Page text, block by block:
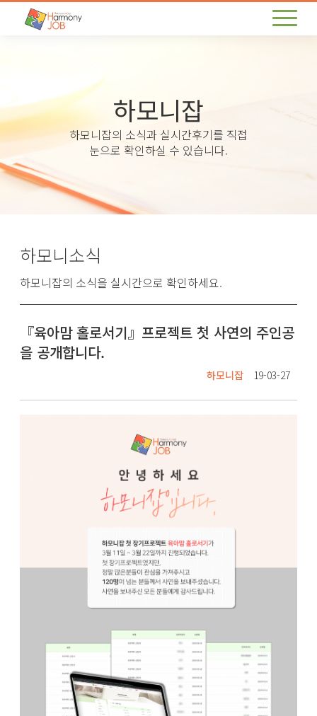
하모니잡
하모니잡의 소식과 실시간후기를 직접
눈으로 확인하실 수 있습니다.
하모니소식
하모니잡의 소식을 실시간으로 확인하세요.
『육아맘 홀로서기』프로젝트 첫 사연의 주인공
을 공개합니다.
하모니잡 19-03-27